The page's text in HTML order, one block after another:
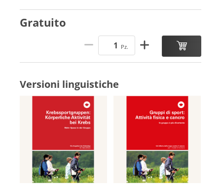
Gratuito
Pz.
Versioni linguistiche